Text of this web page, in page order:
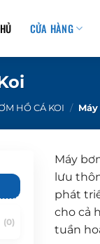
CỬA HÀNG
HỒ CÁ KOI /
(0)
Máy
lưu
phát
cho cả
tuần